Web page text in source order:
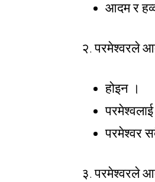
आदम र
२. परमेश्वरले
होइन ।
परमेश्वर
३. परमेश्वरले